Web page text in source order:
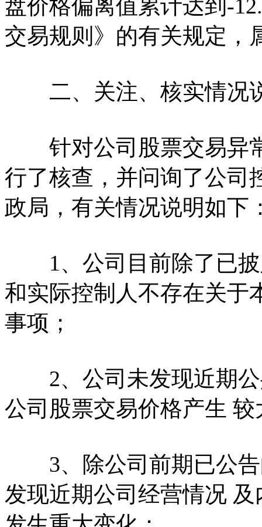
盘价格偏离值累计达到-
交易规则》的有关规定，
二、关注、核实情况
针对公司股票交易异
行了核查，并问询了公司
政局，有关情况说明如下
1、公司目前除了已披
和实际控制人不存在关于
事项；
2、公司未发现近期公
公司股票交易价格产生
3、除公司前期已公告
发现近期公司经营情况